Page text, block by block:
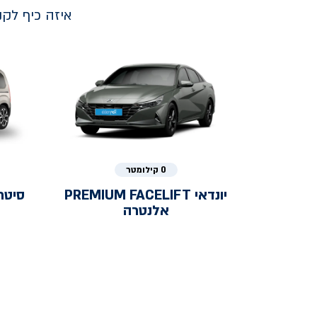
איזה כיף
0 קילומטר
יונדאי PREMIUM FACELIFT
אלנטרה